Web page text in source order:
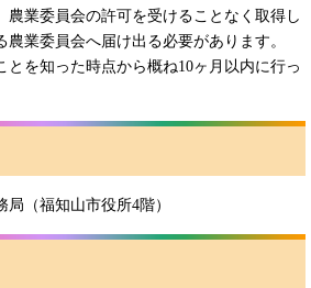
農業委員会の許可を受けることなく取得し
業委員会へ届け出る必要があります。
とを知った時点から概ね10ヶ月以内に行っ
局（福知山市役所4階）